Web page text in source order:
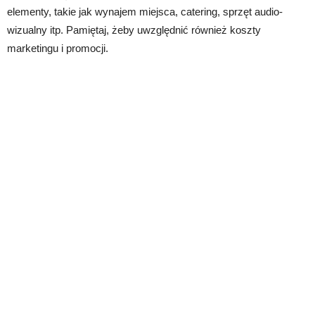
elementy, takie jak wynajem miejsca, catering, sprzęt audio-
wizualny itp. Pamiętaj, żeby uwzględnić również koszty
marketingu i promocji.